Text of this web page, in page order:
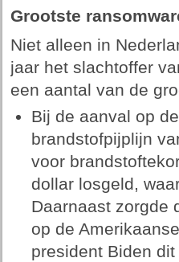
Grootste
Niet alleen in
jaar het slachtoffer
een aantal van de
Bij de aanval op de
brandstofpijplijn
voor
dollar losgeld,
Daarnaast zorgde
op de
president Biden